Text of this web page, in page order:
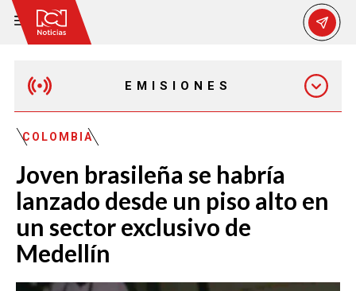
EMISIONES
EMISIÓN 12:30 PM
EMISIÓN 7:00 PM
COLOMBIA
Joven brasileña se habría
lanzado desde un piso alto en
un sector exclusivo de
Medellín